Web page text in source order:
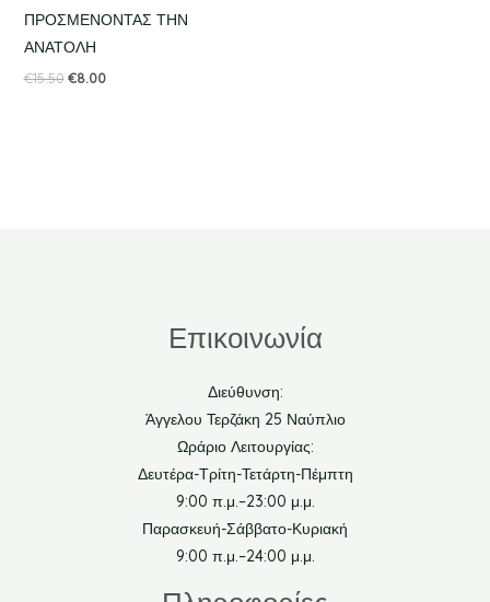
ΠΡΟΣΜΕΝΟΝΤΑΣ ΤΗΝ
ΑΝΑΤΟΛΗ
€15.50 €8.00
Επικοινωνία
Διεύθυνση:
Άγγελου Τερζάκη 25 Ναύπλιο
Ωράριο Λειτουργίας:
Δευτέρα-Τρίτη-Τετάρτη-Πέμπτη
9:00 π.μ.–23:00 μ.μ.
Παρασκευή-Σάββατο-Κυριακή
9:00 π.μ.–24:00 μ.μ.